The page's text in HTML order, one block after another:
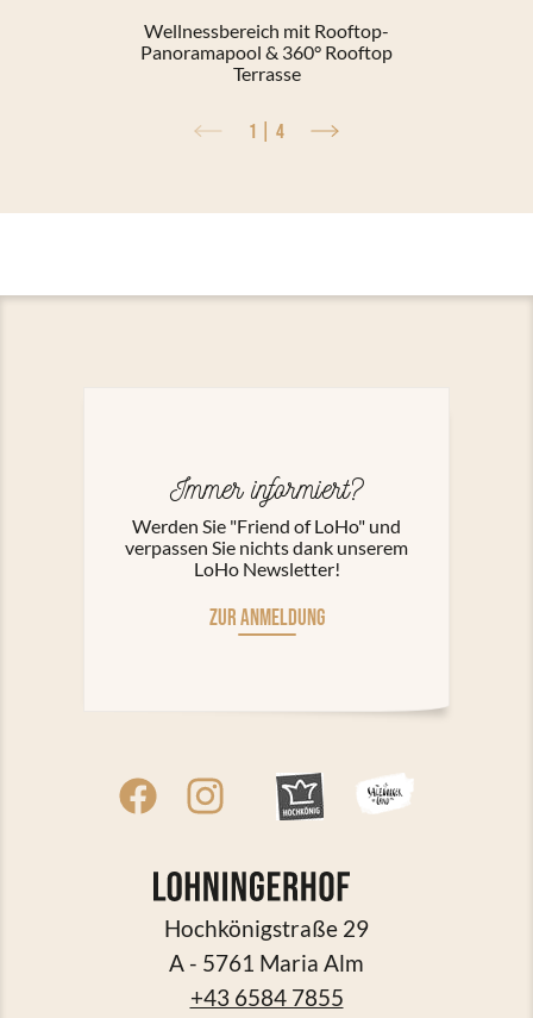
Wellnessbereich mit Rooftop-
Panoramapool & 360° Rooftop
Terrasse
1 4
Hochkönigstraße 29
A - 5761 Maria Alm
+43 6584 7855
Immer informiert?
Werden Sie "Friend of LoHo" und
verpassen Sie nichts dank unserem
LoHo Newsletter!
ZUR ANMELDUNG